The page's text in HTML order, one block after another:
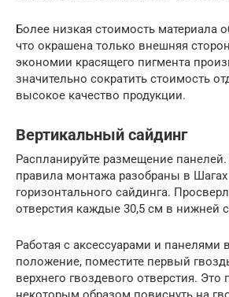
Более низкая стоимость материала
что окрашена только внешняя
экономии красящего пигмента
значительно сократить стоимость
высокое качество продукции.
Вертикальный сайдинг
Распланируйте размещение
правила монтажа разобраны в Шагах
горизонтального сайдинга.
отверстия каждые 30,5 см в нижней
Работая с аксессуарами и панелями
положение, поместите первый
верхнего гвоздевого отверстия. Это